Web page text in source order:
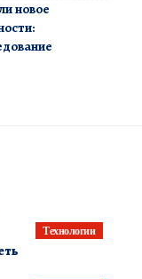
новое
Технологии